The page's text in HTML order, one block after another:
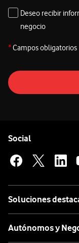
Deseo recibir
negocio
*Campos obligatorios
Social
Soluciones
Autónomos y